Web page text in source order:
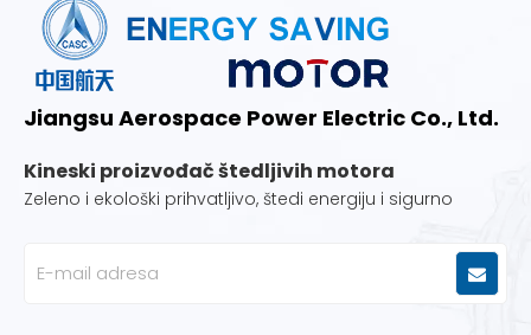
Jiangsu Aerospace Power Electric Co., Ltd.
Kineski proizvođač štedljivih motora
Zeleno i ekološki prihvatljivo, štedi energiju i sigurno